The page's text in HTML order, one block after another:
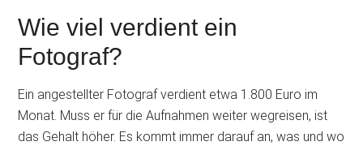
Wie viel verdient ein
Fotograf?
Ein angestellter Fotograf verdient etwa 1.800 Euro im
Monat. Muss er für die Aufnahmen weiter wegreisen, ist
das Gehalt höher. Es kommt immer darauf an, was und wo